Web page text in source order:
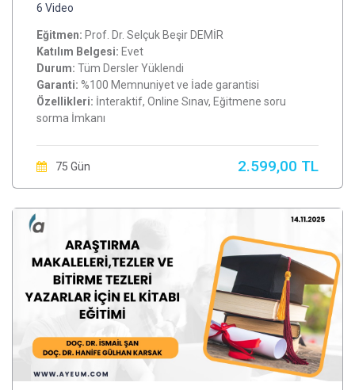
6 Video
Eğitmen: Prof. Dr. Selçuk Beşir DEMİR
Katılım Belgesi: Evet
Durum: Tüm Dersler Yüklendi
Garanti: %100 Memnuniyet ve İade garantisi
Özellikleri: İnteraktif, Online Sınav, Eğitmene soru
sorma İmkanı
75 Gün 2.599,00 TL